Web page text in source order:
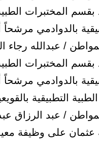
المختبرات
بالدوادمي
/ عبدالله رجاء
المختبرات
بالدوادمي
التطبيقية
/ عبد الرزاق عبد
على وظيفة